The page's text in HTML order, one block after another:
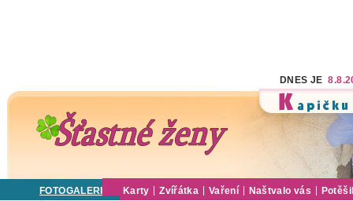
DNES JE
FOTOGALERIE Karty Zvířátka Vaření Naštvalo vás